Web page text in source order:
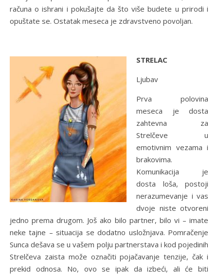
računa o ishrani i pokušajte da što više budete u prirodi i
opuštate se. Ostatak meseca je zdravstveno povoljan.
STRELAC
Ljubav
Prva polovina
meseca je dosta
zahtevna za
Strelčeve u
emotivnim vezama i
brakovima.
Komunikacija je
dosta loša, postoji
nerazumevanje i vas
dvoje niste otvoreni
jedno prema drugom. Još ako bilo partner, bilo vi – imate
neke tajne – situacija se dodatno usložnjava. Pomračenje
Sunca dešava se u vašem polju partnerstava i kod pojedinih
Strelčeva zaista može označiti pojačavanje tenzije, čak i
prekid odnosa. No, ovo se ipak da izbeći, ali će biti